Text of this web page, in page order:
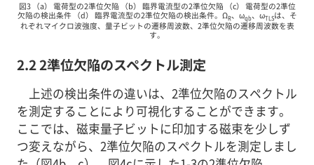
図3 （a） 電荷型の2準位欠陥 （b） 臨界電流型の2準位欠陥 （c） 電荷型の2準位
欠陥の検出条件 （d） 臨界電流型の2準位欠陥の検出条件。ΩR、ωqb、ωTLSは、そ
れぞれマイクロ波強度、量子ビットの遷移周波数、2準位欠陥の遷移周波数を表
す。
2.2 2準位欠陥のスペクトル測定
上述の検出条件の違いは、2準位欠陥のスペクトル
を測定することにより可視化することができます。
ここでは、磁束量子ビットに印加する磁束を少しず
つ変えながら、2準位欠陥のスペクトルを測定しまし